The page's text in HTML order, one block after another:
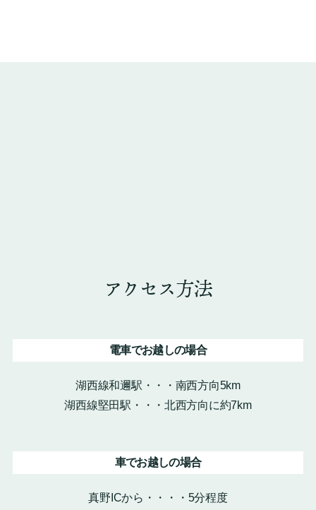
アクセス方法
電車でお越しの場合
湖西線和邇駅・・・南西方向5km
湖西線堅田駅・・・北西方向に約7km
車でお越しの場合
真野ICから・・・・5分程度